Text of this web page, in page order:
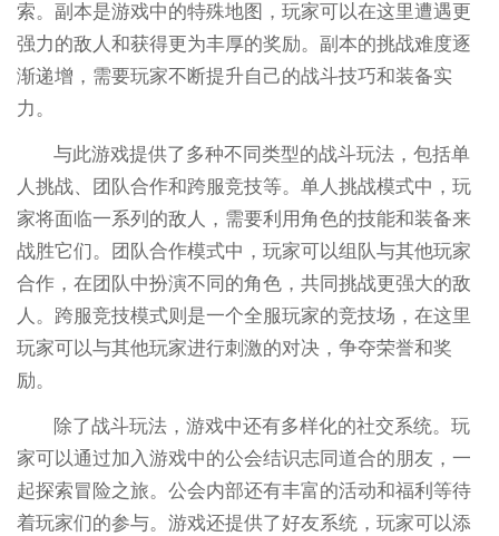
索。副本是游戏中的特殊地图，玩家可以在这里遭遇更
强力的敌人和获得更为丰厚的奖励。副本的挑战难度逐
渐递增，需要玩家不断提升自己的战斗技巧和装备实
力。
与此游戏提供了多种不同类型的战斗玩法，包括单
人挑战、团队合作和跨服竞技等。单人挑战模式中，玩
家将面临一系列的敌人，需要利用角色的技能和装备来
战胜它们。团队合作模式中，玩家可以组队与其他玩家
合作，在团队中扮演不同的角色，共同挑战更强大的敌
人。跨服竞技模式则是一个全服玩家的竞技场，在这里
玩家可以与其他玩家进行刺激的对决，争夺荣誉和奖
励。
除了战斗玩法，游戏中还有多样化的社交系统。玩
家可以通过加入游戏中的公会结识志同道合的朋友，一
起探索冒险之旅。公会内部还有丰富的活动和福利等待
着玩家们的参与。游戏还提供了好友系统，玩家可以添